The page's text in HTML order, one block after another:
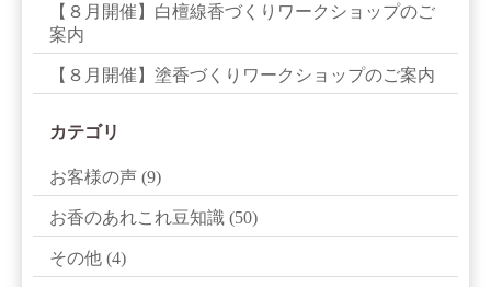
【８月開催】白檀線香づくりワークショップのご
案内
【８月開催】塗香づくりワークショップのご案内
カテゴリ
お客様の声 (9)
お香のあれこれ豆知識 (50)
その他 (4)